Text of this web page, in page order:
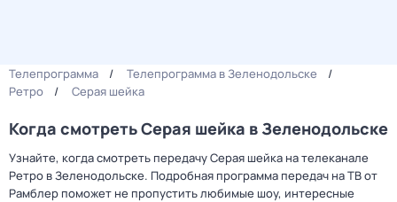
Телепрограмма
Телепрограмма в Зеленодольске
Ретро
Серая шейка
Когда смотреть Серая шейка в Зеленодольске
Узнайте, когда смотреть передачу Серая шейка на телеканале
Ретро в Зеленодольске. Подробная программа передач на ТВ от
Рамблер поможет не пропустить любимые шоу, интересные